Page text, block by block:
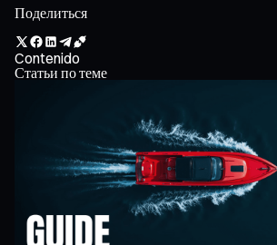
Поделиться
Contenido
Статьи по теме